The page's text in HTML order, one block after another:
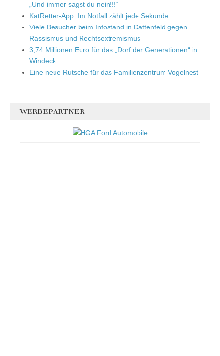
„Und immer sagst du nein!!!“
KatRetter-App: Im Notfall zählt jede Sekunde
Viele Besucher beim Infostand in Dattenfeld gegen
Rassismus und Rechtsextremismus
3,74 Millionen Euro für das „Dorf der Generationen“ in
Windeck
Eine neue Rutsche für das Familienzentrum Vogelnest
WERBEPARTNER